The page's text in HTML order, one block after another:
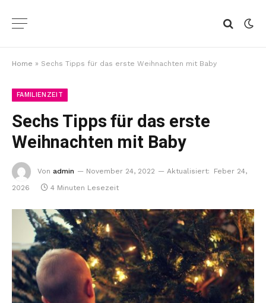
Home » Sechs Tipps für das erste Weihnachten mit Baby
FAMILIENZEIT
Sechs Tipps für das erste
Weihnachten mit Baby
Von admin November 24, 2022 Aktualisiert:
Feber 24,
2026
4 Minuten Lesezeit